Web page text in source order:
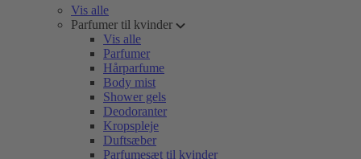
Vis alle
Parfumer til kvinder
Vis alle
Parfumer
Hårparfume
Body mist
Shower gels
Deodoranter
Kropspleje
Duftsæber
Parfumesæt til kvinder